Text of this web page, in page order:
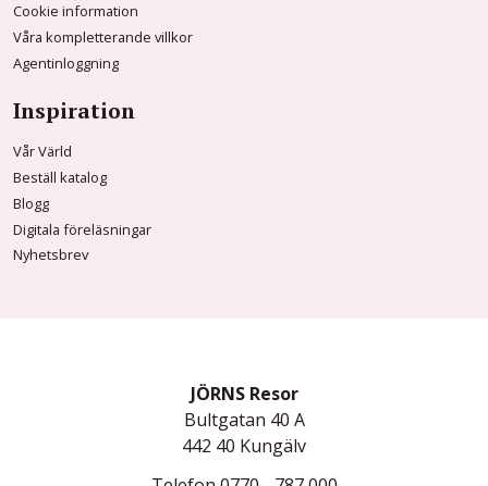
Cookie information
Våra kompletterande villkor
Agentinloggning
Inspiration
Vår Värld
Beställ katalog
Blogg
Digitala föreläsningar
Nyhetsbrev
JÖRNS Resor
Bultgatan 40 A
442 40 Kungälv